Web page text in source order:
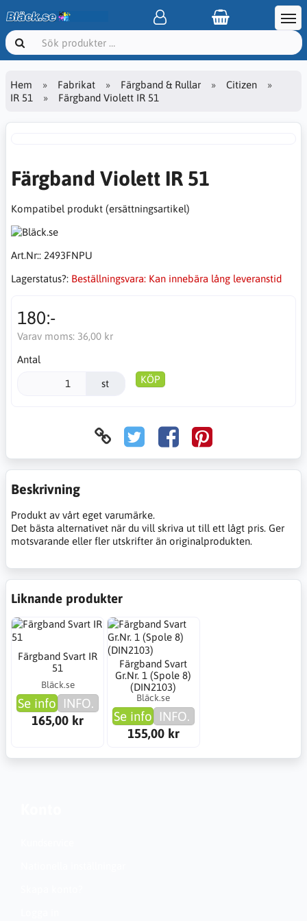
Hem Fabrikat Färgband & Rullar
Citizen
IR 51
Färgband Violett IR 51
Färgband Violett IR 51
Kompatibel produkt (ersättningsartikel)
Art.Nr:: 2493FNPU
Lagerstatus?: Beställningsvara: Kan innebära lång leveranstid
180:-
Varav moms: 36,00 kr
Antal
st KÖP
Beskrivning
Produkt av vårt eget varumärke.
Det bästa alternativet när du vill skriva ut till ett lågt pris. Ger
motsvarande eller fler utskrifter än originalprodukten.
Liknande produkter
Färgband Svart IR
51
Bläck.se
Se info INFO.
165,00 kr
Färgband Svart
Gr.Nr. 1 (Spole 8)
(DIN2103)
Bläck.se
Se info INFO.
155,00 kr